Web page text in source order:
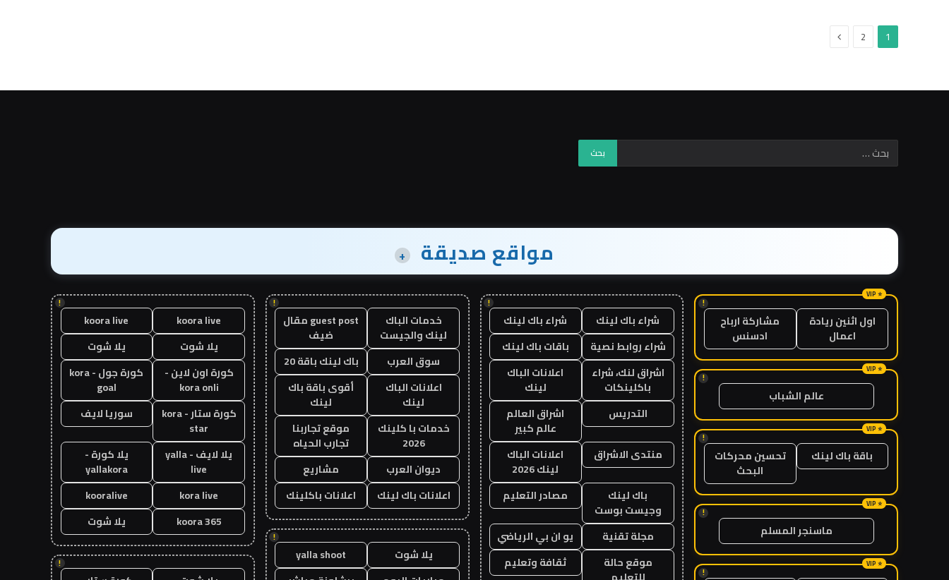
1
2 التالي
مواقع صديقة +
!
اول اثنين ريادة
اعمال
مشاركة ارباح
ادسنس
!
عالم الشباب
!
باقة باك لينك
تحسين محركات
البحث
!
ماسنجر المسلم
!
!
شراء باك لينك
شراء باك لينك
شراء روابط نصية
باقات باك لينك
اشراق لنك، شراء
باكلينكات
اعلانات الباك
لينك
التدريس
اشراق العالم
عالم كبير
منتدى الاشراق
اعلانات الباك
لينك 2026
باك لينك
وجيست بوست
مصادر التعليم
مجلة تقنية
يو ان بي الرياضي
موقع حالة
ثقافة وتعليم
!
خدمات الباك
لينك والجيست
guest post مقال
ضيف
سوق العرب
باك لينك باقة 20
اعلانات الباك
لينك
أقوى باقة باك
لينك
خدمات با كلينك
2026
موقع تجاربنا
تجارب الحياه
ديوان العرب
مشاريع
اعلانات باك لينك
اعلانات باكلينك
!
يلا شوت
yalla shoot
!
koora live
koora live
يلا شوت
يلا شوت
كورة اون لاين -
kora onli
كورة جول - kora
goal
كورة ستار - kora
star
سوريا لايف
يلا لايف - yalla
live
يلا كورة -
yallakora
kora live
kooralive
koora 365
يلا شوت
!